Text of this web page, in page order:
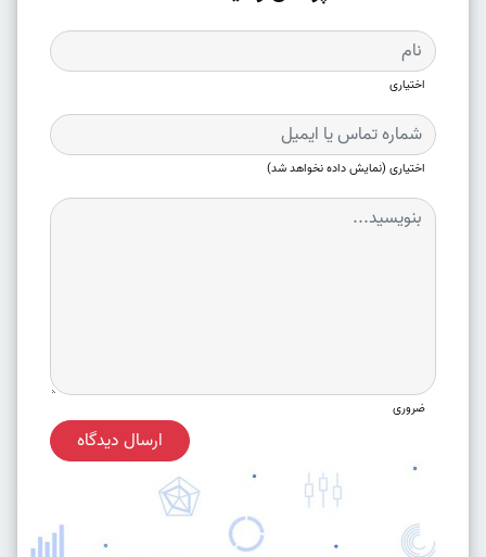
اختیاری
اختیاری (نمایش داده نخواهد شد)
ضروری
ارسال دیدگاه